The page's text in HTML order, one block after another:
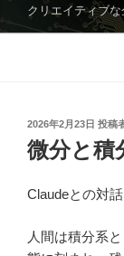
クリエイティブ
投
稿
日:
2026年2月23日 投稿
微分と積
Claudeとの対
人間は積分系